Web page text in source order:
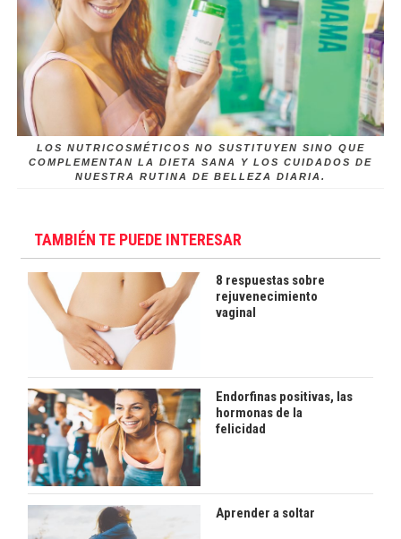
LOS NUTRICOSMÉTICOS NO SUSTITUYEN SINO QUE
COMPLEMENTAN LA DIETA SANA Y LOS CUIDADOS DE
NUESTRA RUTINA DE BELLEZA DIARIA.
TAMBIÉN TE PUEDE INTERESAR
8 respuestas sobre
rejuvenecimiento
vaginal
Endorfinas positivas, las
hormonas de la
felicidad
Aprender a soltar